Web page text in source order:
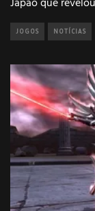
Japão que
JOGOS NOTÍCIAS